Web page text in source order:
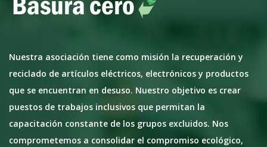
Nuestra asociación tiene como misión la recuperación y
reciclado de artículos eléctricos, electrónicos y productos
que se encuentran en desuso. Nuestro objetivo es crear
puestos de trabajos inclusivos que permitan la
capacitación constante de los grupos excluidos. Nos
comprometemos a consolidar el compromiso ecológico,